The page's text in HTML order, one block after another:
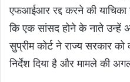
एफआईआर रद्द करने की
कि एक सांसद होने के नाते उन्हें
सुप्रीम कोर्ट ने राज्य सरकार
निर्देश दिया है और मामले की